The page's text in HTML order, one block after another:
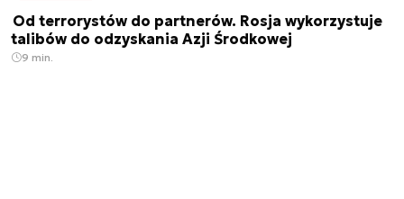
Od terrorystów do partnerów. Rosja wykorzystuje
talibów do odzyskania Azji Środkowej
9 min.